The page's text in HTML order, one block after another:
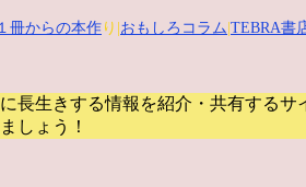
冊からの本作 り| おもしろコラム TEBRA書
長生きする情報を紹介・共有するサ
しょう！